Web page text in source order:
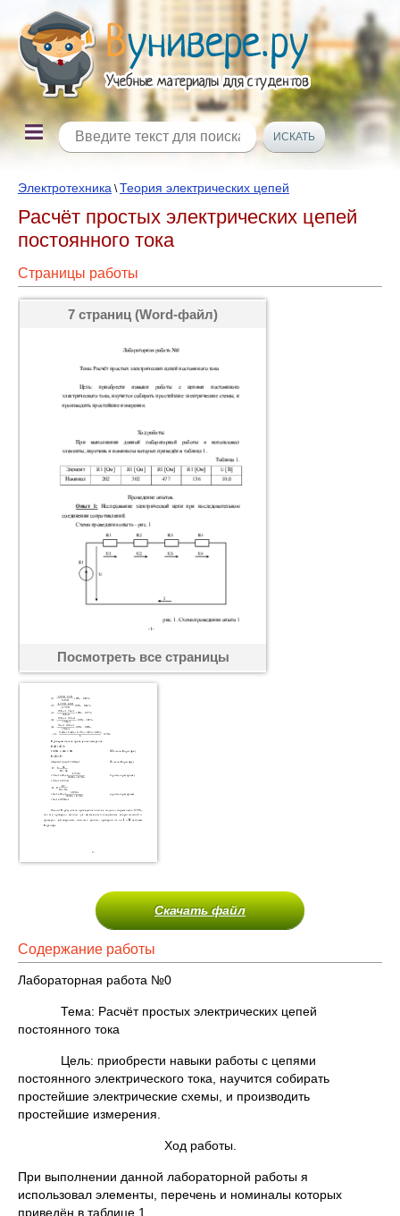
Электротехника \Теория электрических цепей
Расчёт простых электрических цепей
постоянного тока
Страницы работы
7 страниц (Word-файл)
Посмотреть все страницы
Скачать файл
Содержание работы
Лабораторная работа №0
Тема: Расчёт простых электрических цепей
постоянного тока
Цель: приобрести навыки работы с цепями
постоянного электрического тока, научится собирать
простейшие электрические схемы, и производить
простейшие измерения.
Ход работы.
При выполнении данной лабораторной работы я
использовал элементы, перечень и номиналы которых
приведён в таблице 1.